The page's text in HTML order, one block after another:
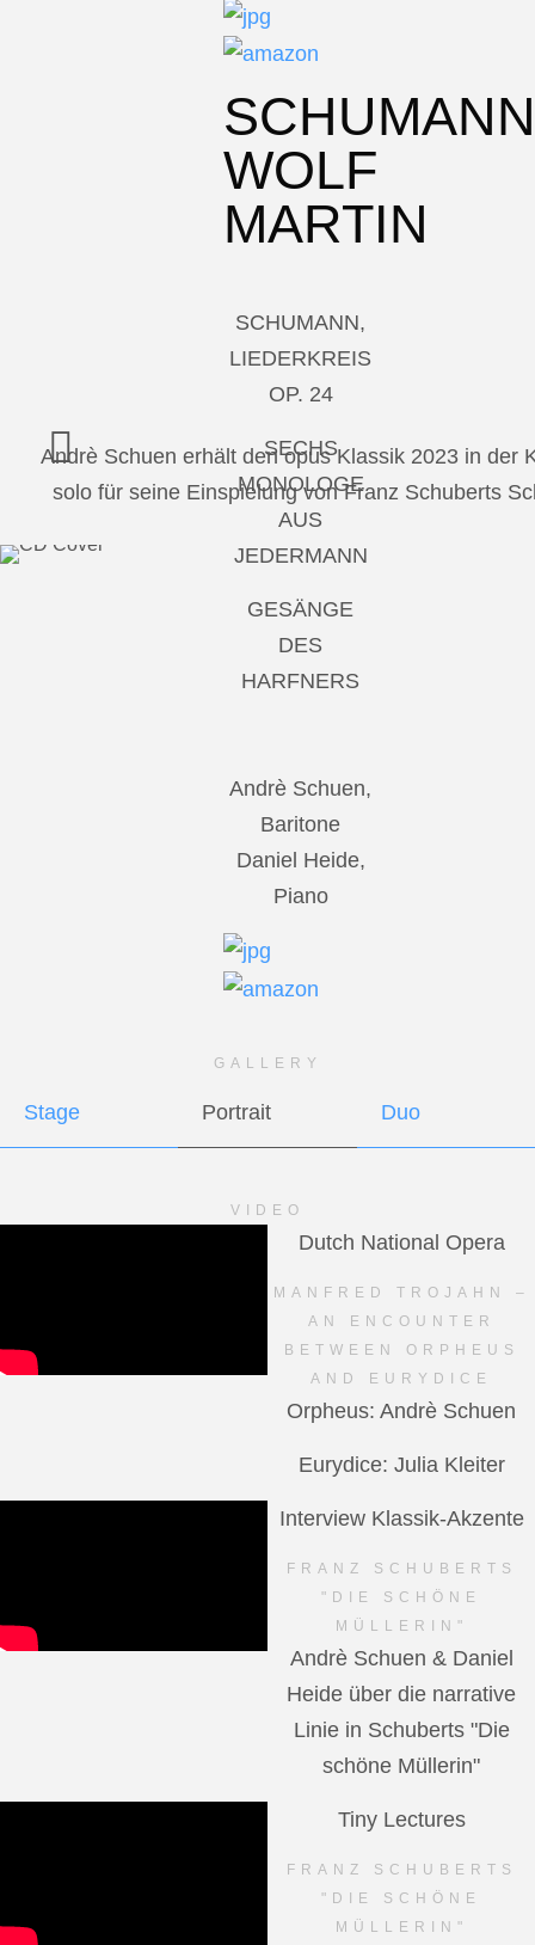
SCHUMANN
WOLF
MARTIN
SCHUMANN,
LIEDERKREIS
OP. 24
SECHS
MONOLOGE
AUS
JEDERMANN
GESÄNGE
DES
HARFNERS
Andrè Schuen,
Baritone
Daniel Heide,
Piano
GALLERY
Stage Portrait Duo
VIDEO
Dutch National Opera
MANFRED TROJAHN –
AN ENCOUNTER
BETWEEN ORPHEUS
AND EURYDICE
Orpheus: Andrè Schuen
Eurydice: Julia Kleiter
Interview Klassik-Akzente
FRANZ SCHUBERTS
"DIE SCHÖNE
MÜLLERIN"
Andrè Schuen & Daniel
Heide über die narrative
Linie in Schuberts "Die
schöne Müllerin"
Tiny Lectures
FRANZ SCHUBERTS
"DIE SCHÖNE
MÜLLERIN"
Andrè Schuen erhält den opus Klassik 2023 in der
solo für seine Einspielung von Franz Schuberts